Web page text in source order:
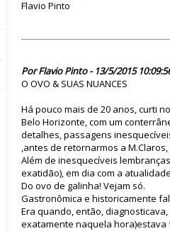
Flavio Pinto
Por Flavio Pinto - 13/5/2015
O OVO & SUAS NUANCES
Há pouco mais de 20 anos, curti
Belo Horizonte, com um
detalhes, passagens
,antes de retornarmos a
Além de inesquecíveis
exatidão), em dia com a
Do ovo de galinha! Vejam só.
Gastronômica e historicamente
Era quando, então,
exatamente naquela hora)estava